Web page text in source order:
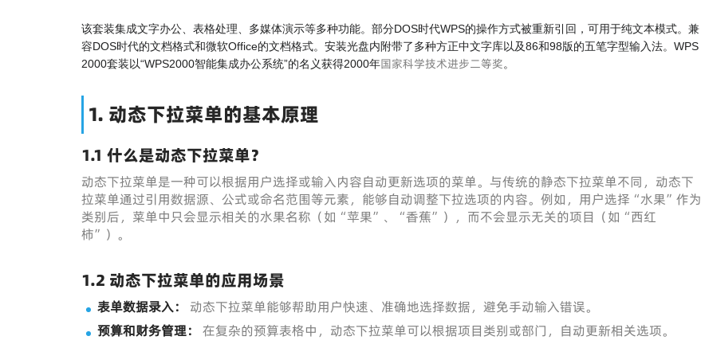
该套装集成文字办公、表格处理、多媒体演示等多种功能。部分DOS时代WPS的操作方式被重新引回，可用于纯文本模式。兼
容DOS时代的文档格式和微软Office的文档格式。安装光盘内附带了多种方正中文字库以及86和98版的五笔字型输入法。WPS
2000套装以“WPS2000智能集成办公系统”的名义获得2000年国家科学技术进步二等奖。
1. 动态下拉菜单的基本原理
1.1 什么是动态下拉菜单？
动态下拉菜单是一种可以根据用户选择或输入内容自动更新选项的菜单。与传统的静态下拉菜单不同，动态下
拉菜单通过引用数据源、公式或命名范围等元素，能够自动调整下拉选项的内容。例如，用户选择“水果”作为
类别后，菜单中只会显示相关的水果名称（如“苹果”、“香蕉”），而不会显示无关的项目（如“西红
柿”）。
1.2 动态下拉菜单的应用场景
表单数据录入：
动态下拉菜单能够帮助用户快速、准确地选择数据，避免手动输入错误。
预算和财务管理：
在复杂的预算表格中，动态下拉菜单可以根据项目类别或部门，自动更新相关选项。